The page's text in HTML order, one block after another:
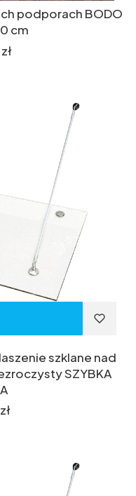
podporach BODO
cm
szklane nad
SZYBKA